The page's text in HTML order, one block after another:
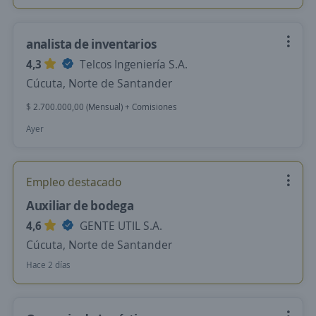
analista de inventarios
4,3
Telcos Ingeniería S.A.
Cúcuta, Norte de Santander
$ 2.700.000,00 (Mensual) + Comisiones
Ayer
Empleo destacado
Auxiliar de bodega
4,6
GENTE UTIL S.A.
Cúcuta, Norte de Santander
Hace 2 días